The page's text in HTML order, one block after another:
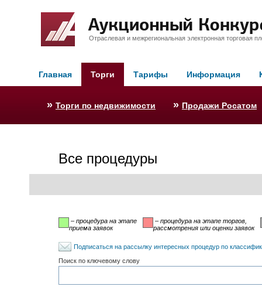
Отраслевая и межрегиональная электронная торговая
Главная Торги Тарифы Информация
» Торги по недвижимости » Продажи Росатом
Все процедуры
– процедура на этапе
приема заявок
– процедура на этапе торгов,
рассмотрения или оценки заявок
Подписаться на рассылку интересных процедур по
Поиск по ключевому слову